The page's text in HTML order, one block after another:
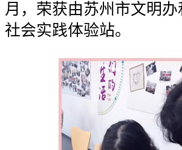
月，荣获由苏州市文明
社会实践体验站。